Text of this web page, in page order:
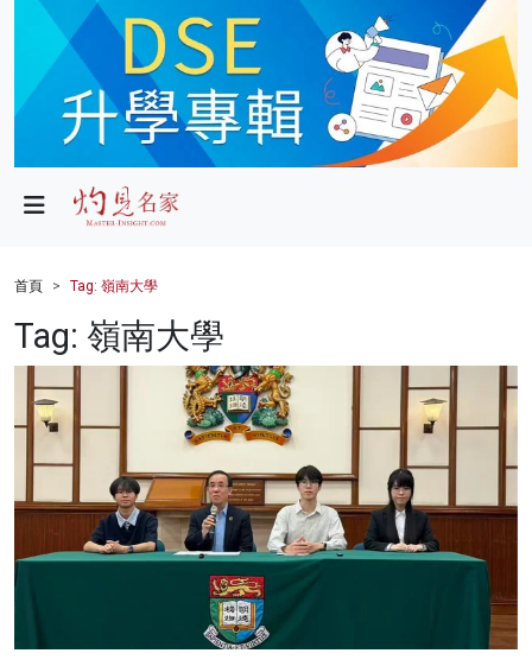
政局
財經
健康
商業
科技
影片
名家榜
首頁 Tag: 嶺南大學
Tag: 嶺南大學